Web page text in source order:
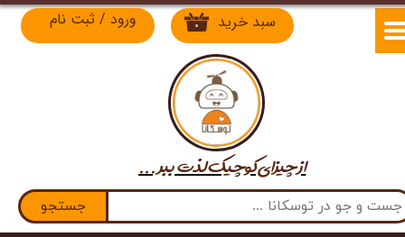
جستجو
۰ سبد خرید ورود / ثبت نام
حساب کاربری من
خروج از حساب کاربریاز چیزای کوچیک لذت​​​​​​​ ببر ...